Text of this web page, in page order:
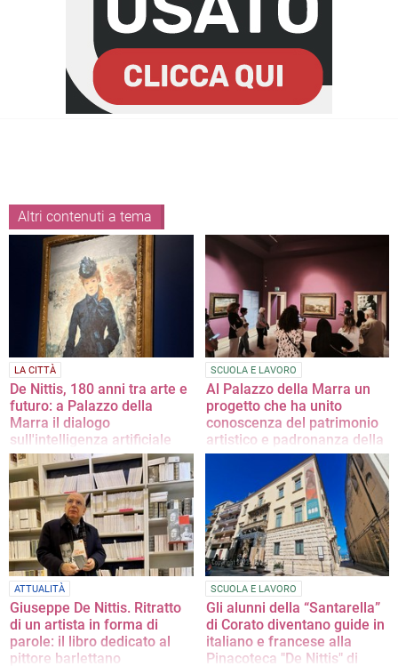
Altri contenuti a tema
LA CITTÀ
De Nittis, 180 anni tra arte e
futuro: a Palazzo della
Marra il dialogo
sull'intelligenza artificiale
Si svolgerà il 24 luglio alle ore 18:00
SCUOLA E LAVORO
Al Palazzo della Marra un
progetto che ha unito
conoscenza del patrimonio
artistico e padronanza della
lingua straniera
I ragazzi e ragazze della 3ªC
dell'Istituto "Santarella" di Corato
protagonisti in "Dall'Ofanto alla
Senna: il viaggio nell'arte del De
Nittis"
ATTUALITÀ
Giuseppe De Nittis. Ritratto
di un artista in forma di
parole: il libro dedicato al
pittore barlettano
SCUOLA E LAVORO
Gli alunni della “Santarella”
di Corato diventano guide in
italiano e francese alla
Pinacoteca "De Nittis" di